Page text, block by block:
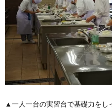
▲一人一台の実習台で基礎力をし